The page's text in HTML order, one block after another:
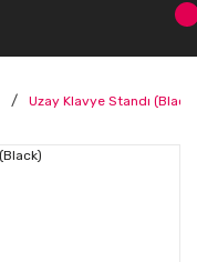
Uzay Klavye Standı (Black)